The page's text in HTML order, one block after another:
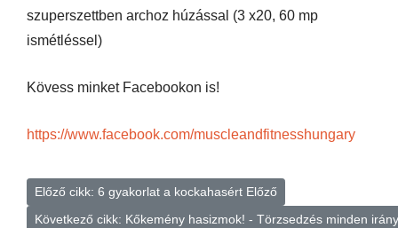
szuperszettben archoz húzással (3 x20, 60 mp
ismétléssel)
Kövess minket Facebookon is!
https://www.facebook.com/muscleandfitnesshungary
Előző cikk: 6 gyakorlat a kockahasért Előző
Következő cikk: Kőkemény hasizmok! - Törzsedzés minden